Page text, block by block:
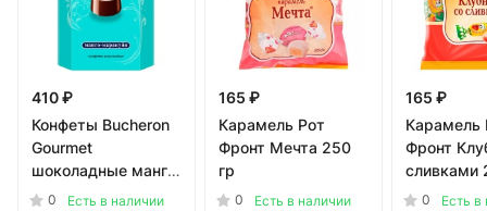
410 ₽
Конфеты Bucheron
Gourmet
шоколадные манго
и маракуйя 130 гр
0
Есть в наличии
165 ₽
Карамель Рот
Фронт Мечта 250
гр
0
Есть в наличии
165 ₽
Карамель
Фронт
сливками
0
Есть в